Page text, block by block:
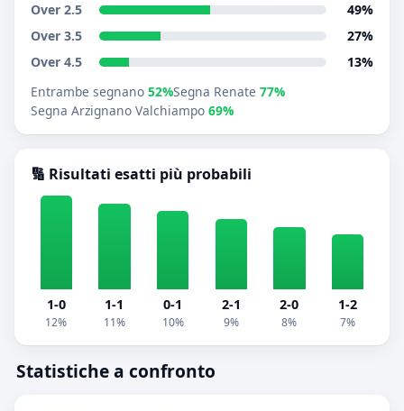
Over 2.5
49%
Over 3.5
27%
Over 4.5
13%
Entrambe segnano 52%Segna Renate 77%
Segna Arzignano Valchiampo 69%
🔢 Risultati esatti più probabili
1-0
12%
1-1
11%
0-1
10%
2-1
9%
2-0
8%
1-2
7%
Statistiche a confronto